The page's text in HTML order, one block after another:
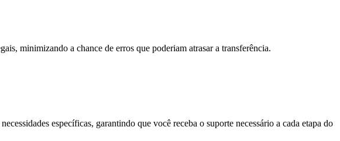
minimizando a chance de erros que poderiam atrasar a transferência.
específicas, garantindo que você receba o suporte necessário a cada etapa do